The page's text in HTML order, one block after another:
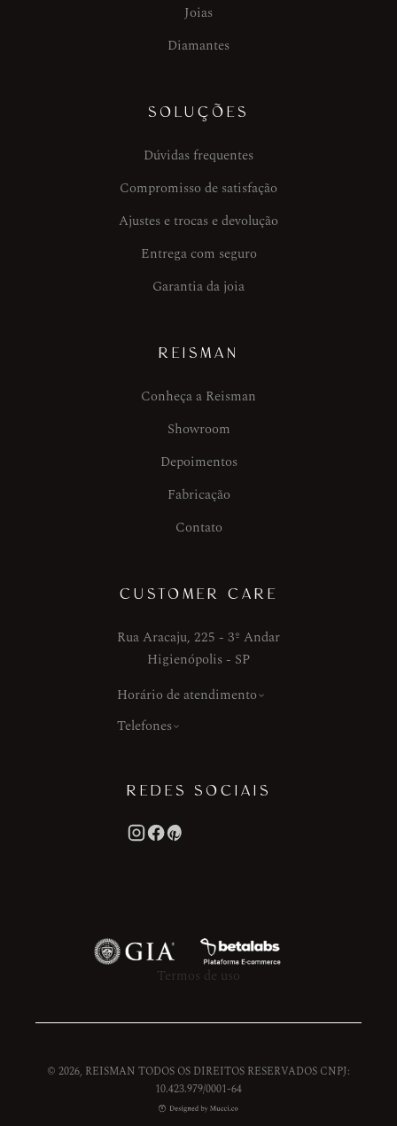
Joias
Diamantes
SOLUÇÕES
Dúvidas frequentes
Compromisso de satisfação
Ajustes e trocas e devolução
Entrega com seguro
Garantia da joia
REISMAN
Conheça a Reisman
Showroom
Depoimentos
Fabricação
Contato
CUSTOMER CARE
Rua Aracaju, 225 - 3º Andar
Higienópolis - SP
Horário de atendimento
Telefones
REDES SOCIAIS
Termos de uso
© 2026, REISMAN TODOS OS DIREITOS RESERVADOS CNPJ:
10.423.979/0001-64